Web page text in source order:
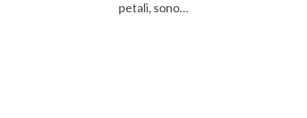
petali, sono…